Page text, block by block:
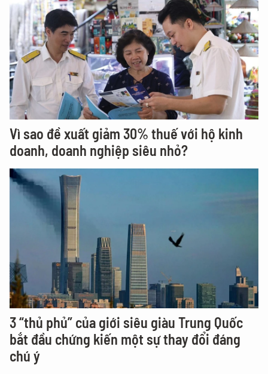
Vì sao đề xuất giảm 30% thuế với hộ kinh
doanh, doanh nghiệp siêu nhỏ?
3 “thủ phủ” của giới siêu giàu Trung Quốc
bắt đầu chứng kiến một sự thay đổi đáng
chú ý